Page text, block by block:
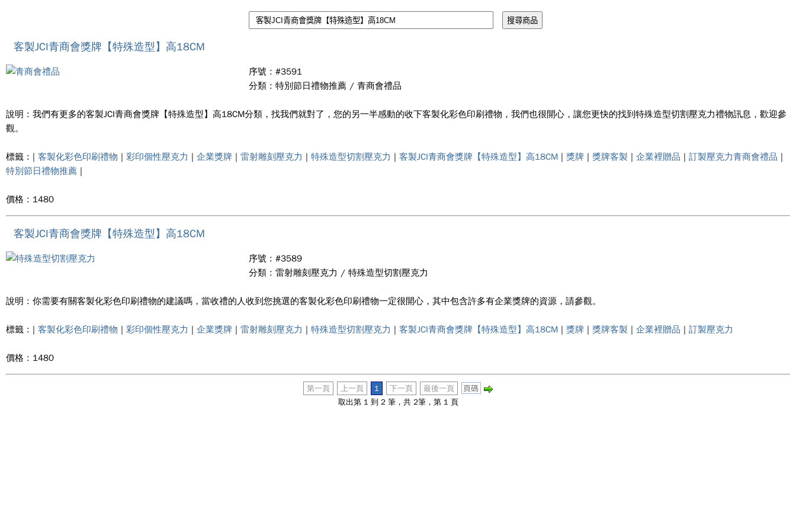
客製JCI青商會獎牌【特殊造型】高18CM
序號 : #3591
分類 : 特別節日禮物推薦 / 青商會禮品
說明 : 我們有更多的客製JCI青商會獎牌【特殊造型】高18CM分類，找我們就對了，您的另一半感動的收下客製化彩色印刷禮物，我們也很開心，讓您更快的找到特殊造型切割壓克力禮物訊息，歡迎參
觀。
標籤 : | 客製化彩色印刷禮物 | 彩印個性壓克力 | 企業獎牌 | 雷射雕刻壓克力 | 特殊造型切割壓克力 | 客製JCI青商會獎牌【特殊造型】高18CM | 獎牌 | 獎牌客製 | 企業裡贈品 | 訂製壓克力青商會禮品 |
特別節日禮物推薦 |
價格 : 1480
客製JCI青商會獎牌【特殊造型】高18CM
序號 : #3589
分類 : 雷射雕刻壓克力 / 特殊造型切割壓克力
說明 : 你需要有關客製化彩色印刷禮物的建議嗎，當收禮的人收到您挑選的客製化彩色印刷禮物一定很開心，其中包含許多有企業獎牌的資源，請參觀。
標籤 : | 客製化彩色印刷禮物 | 彩印個性壓克力 | 企業獎牌 | 雷射雕刻壓克力 | 特殊造型切割壓克力 | 客製JCI青商會獎牌【特殊造型】高18CM | 獎牌 | 獎牌客製 | 企業裡贈品 | 訂製壓克力
價格 : 1480
第一頁 上一頁 1 下一頁
最後一頁
取出第 1 到 2 筆，共 2筆，第 1 頁